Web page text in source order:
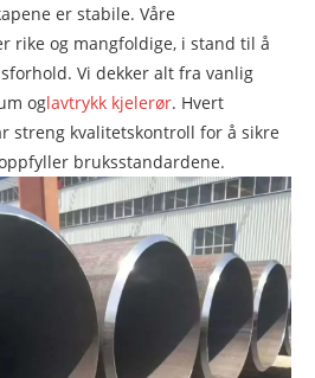
er stabile. Våre
rike og mangfoldige, i stand til å
Vi dekker alt fra vanlig
oglavtrykk kjelerør. Hvert
streng kvalitetskontroll for å sikre
bruksstandardene.